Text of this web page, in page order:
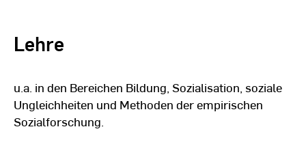
Lehre
u.a. in den Bereichen Bildung, Sozialisation, soziale
Ungleichheiten und Methoden der empirischen
Sozialforschung.